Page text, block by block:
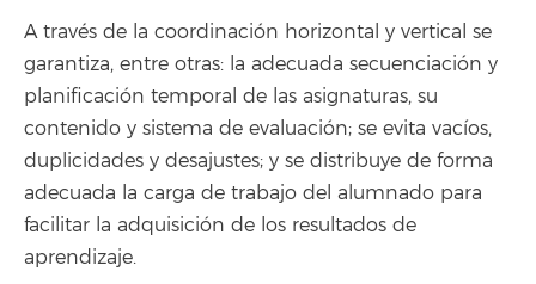
A través de la coordinación horizontal y vertical se
garantiza, entre otras: la adecuada secuenciación y
planificación temporal de las asignaturas, su
contenido y sistema de evaluación; se evita vacíos,
duplicidades y desajustes; y se distribuye de forma
adecuada la carga de trabajo del alumnado para
facilitar la adquisición de los resultados de
aprendizaje.